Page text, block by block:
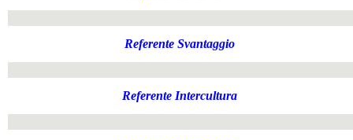
Referente Svantaggio
Referente Intercultura